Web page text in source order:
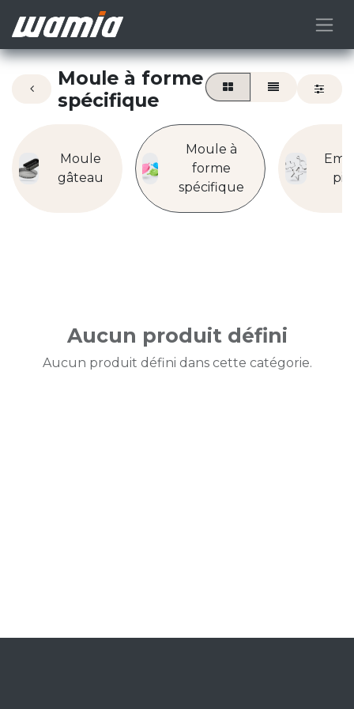
Moule à forme
spécifique
Moule
gâteau
Moule à
forme
spécifique
Aucun produit défini
Aucun produit défini dans cette catégorie.